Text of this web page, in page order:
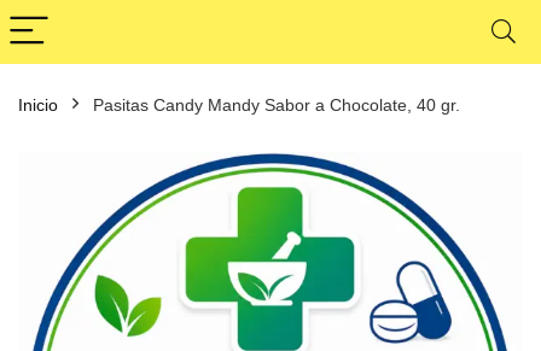
Inicio Pasitas Candy Mandy Sabor a Chocolate, 40 gr.